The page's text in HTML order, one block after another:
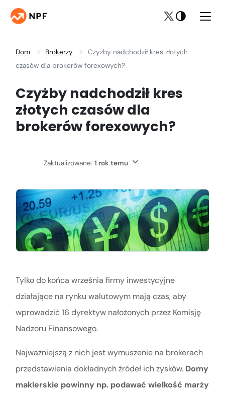
Dom Brokerzy
Czyżby nadchodził kres złotych
czasów dla brokerów forexowych?
Czyżby nadchodził kres
złotych czasów dla
brokerów forexowych?
Zaktualizowane: 1 rok temu
Tylko do końca września firmy inwestycyjne
działające na rynku walutowym mają czas, aby
wprowadzić 16 dyrektyw nałożonych przez Komisję
Nadzoru Finansowego.
Najważniejszą z nich jest wymuszenie na brokerach
przedstawienia dokładnych źródeł ich zysków. Domy
maklerskie powinny np. podawać wielkość marży